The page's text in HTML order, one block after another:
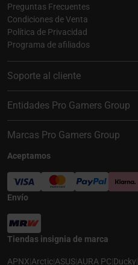
Preguntas Frecuentes
Condiciones de Venta
Política de Privacidad
Programa de afiliados
Soporte al cliente
Entidades Pro Gamers Group
Marcas Pro Gamers Group
Aceptamos
Envío
Tiendas insignia de marca
APNX|Arctic|ASUS|AURA PC|Ducky|